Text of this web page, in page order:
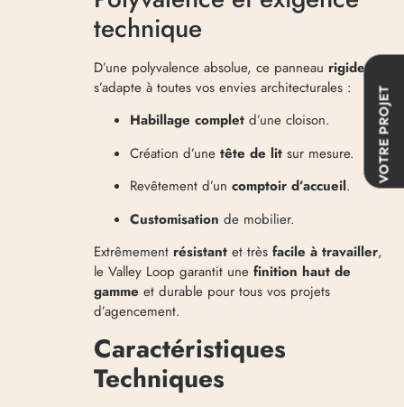
VOTRE PROJET
technique
D’une polyvalence absolue, ce panneau rigide
s’adapte à toutes vos envies architecturales :
Habillage complet d’une cloison.
Création d’unetête de lit sur mesure.
Revêtement d’uncomptoir d’accueil.
Customisation de mobilier.
Extrêmement résistant et trèsfacile à travailler,
le Valley Loop garantit unefinition haut de
gamme et durable pour tous vos projets
d’agencement.
Caractéristiques
Techniques